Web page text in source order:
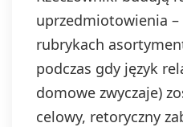
uprzedmiotowienia
rubrykach
podczas gdy język
domowe zwyczaje)
celowy, retoryczny